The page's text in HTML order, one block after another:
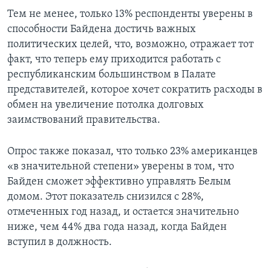
Тем не менее, только 13% респонденты уверены в
способности Байдена достичь важных
политических целей, что, возможно, отражает тот
факт, что теперь ему приходится работать с
республиканским большинством в Палате
представителей, которое хочет сократить расходы в
обмен на увеличение потолка долговых
заимствований правительства.
Опрос также показал, что только 23% американцев
«в значительной степени» уверены в том, что
Байден сможет эффективно управлять Белым
домом. Этот показатель снизился с 28%,
отмеченных год назад, и остается значительно
ниже, чем 44% два года назад, когда Байден
вступил в должность.